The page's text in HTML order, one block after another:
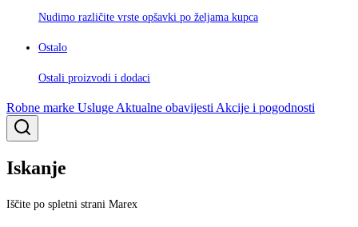
Nudimo različite vrste opšavki po željama kupca
Ostalo
Ostali proizvodi i dodaci
Robne marke Usluge Aktualne obavijesti Akcije i pogodnosti
Iskanje
Iščite po spletni strani Marex